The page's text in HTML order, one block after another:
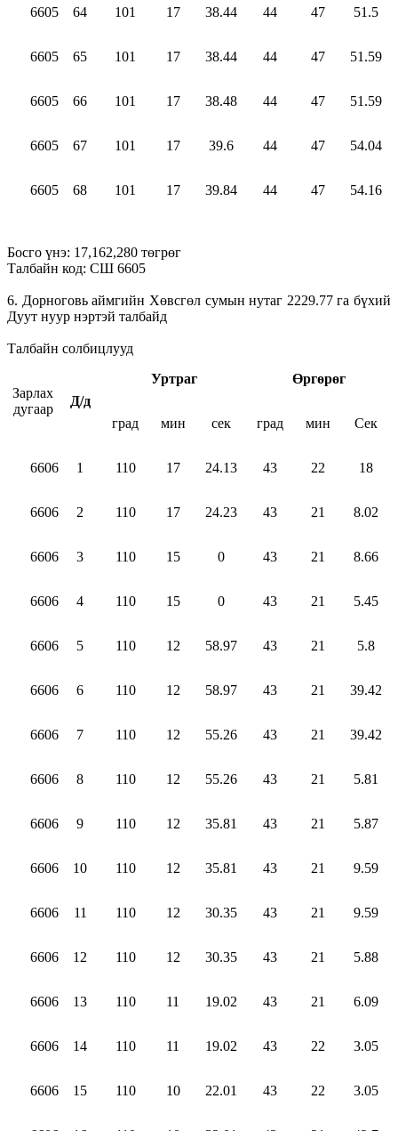
6605 64 101 17 38.44 44 47 51.5
6605 65 101 17 38.44 44 47 51.59
6605 66 101 17 38.48 44 47 51.59
6605 67 101 17 39.6 44 47 54.04
6605 68 101 17 39.84 44 47 54.16
Босго үнэ: 17,162,280 төгрөг
Талбайн код: СШ 6605
6. Дорноговь аймгийн Хөвсгөл сумын нутаг 2229.77 га бүхий
Дуут нуур нэртэй талбайд
Талбайн солбицлууд
Зарлах
дугаар
Д/д
Уртраг Өргөрөг
град мин сек град мин Сек
6606 1 110 17 24.13 43 22 18
6606 2 110 17 24.23 43 21 8.02
6606 3 110 15 0 43 21 8.66
6606 4 110 15 0 43 21 5.45
6606 5 110 12 58.97 43 21 5.8
6606 6 110 12 58.97 43 21 39.42
6606 7 110 12 55.26 43 21 39.42
6606 8 110 12 55.26 43 21 5.81
6606 9 110 12 35.81 43 21 5.87
6606 10 110 12 35.81 43 21 9.59
6606 11 110 12 30.35 43 21 9.59
6606 12 110 12 30.35 43 21 5.88
6606 13 110 11 19.02 43 21 6.09
6606 14 110 11 19.02 43 22 3.05
6606 15 110 10 22.01 43 22 3.05